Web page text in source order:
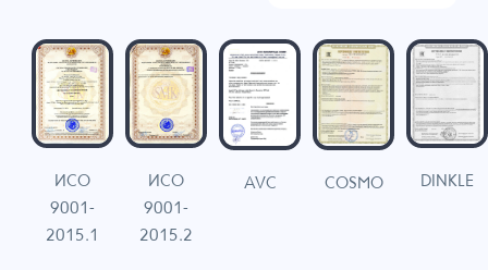
ИСО
9001-
2015.1
ИСО
9001-
2015.2
AVC COSMO DINKLE